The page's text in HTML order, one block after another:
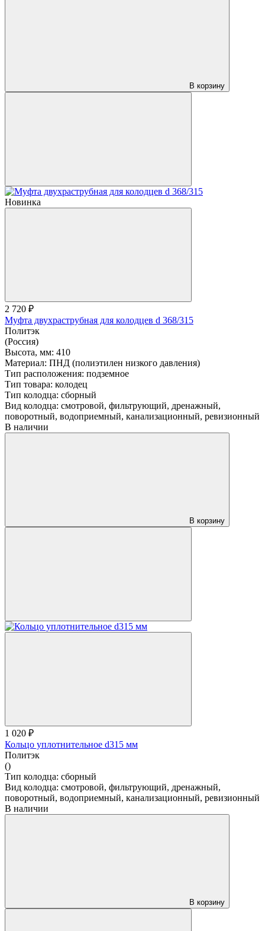
В корзину
Новинка
2 720 ₽
Муфта двухраструбная для колодцев d 368/315
Политэк
(Россия)
Высота, мм: 410
Материал: ПНД (полиэтилен низкого давления)
Тип расположения: подземное
Тип товара: колодец
Тип колодца: сборный
Вид колодца: смотровой, фильтрующий, дренажный,
поворотный, водоприемный, канализационный, ревизионный
В наличии
В корзину
1 020 ₽
Кольцо уплотнительное d315 мм
Политэк
()
Тип колодца: сборный
Вид колодца: смотровой, фильтрующий, дренажный,
поворотный, водоприемный, канализационный, ревизионный
В наличии
В корзину